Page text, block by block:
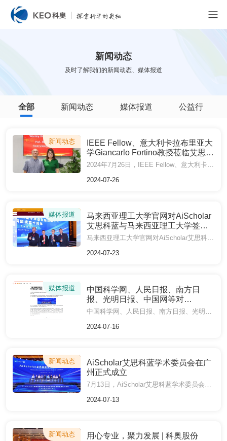
新闻动态
及时了解我们的新闻动态、媒体报道
全部 新闻动态 媒体报道 公益行
新闻动态
IEEE Fellow、意大利卡拉布里亚大
学Giancarlo Fortino教授莅临艾思科
蓝（AiScholar）走访调研
2024年7月26日，IEEE Fellow、意大利卡拉布里亚大学Giancarlo Fortino教授莅临艾思科蓝（AiScholar）走访调研
2024-07-26
媒体报道
马来西亚理工大学官网对AiScholar
艾思科蓝与马来西亚理工大学签署
战略合作意向书进行报道
马来西亚理工大学官网对AiScholar艾思科蓝与马来西亚理工大学签署战略合作意向书进行报道
2024-07-23
媒体报道
中国科学网、人民日报、南方日
报、光明日报、中国网等对
AiScholar艾思科蓝学术委员会在广
2024-07-16
新闻动态
AiScholar艾思科蓝学术委员会在广
州正式成立
7月13日，AiScholar艾思科蓝学术委员会启动仪式在广州举行。
2024-07-13
新闻动态
用心专业，聚力发展 | 科奥股份